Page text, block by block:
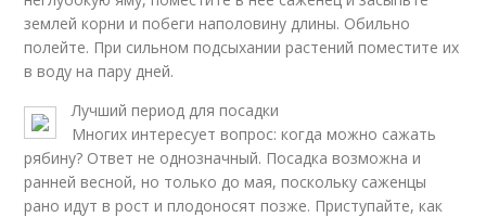
землей корни и побеги наполовину длины. Обильно
полейте. При сильном подсыхании растений поместите их
в воду на пару дней.
Лучший период для посадки
Многих интересует вопрос: когда можно сажать
рябину? Ответ не однозначный. Посадка возможна и
ранней весной, но только до мая, поскольку саженцы
рано идут в рост и плодоносят позже. Приступайте, как